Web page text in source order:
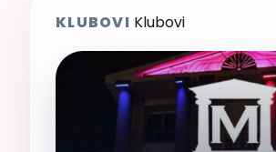
KLUBOVI Klubovi